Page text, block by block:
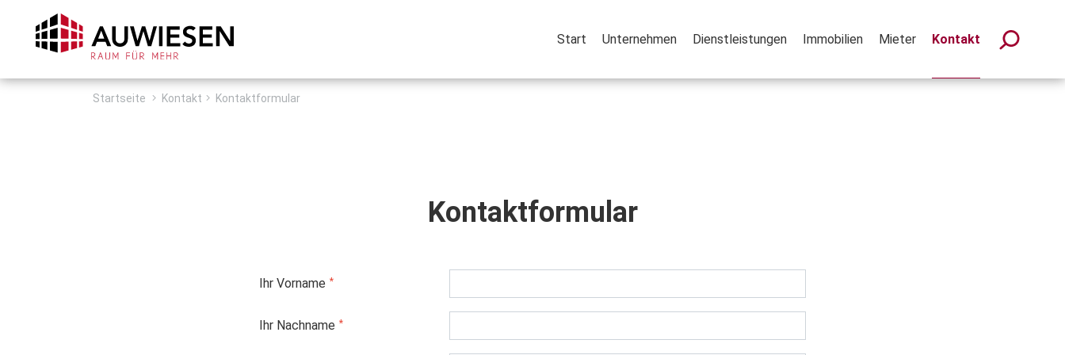
Start Unternehmen Dienstleistungen Immobilien Mieter Kontakt
Startseite Kontakt Kontaktformular
Kontaktformular
Ihr Vorname
Ihr Nachname